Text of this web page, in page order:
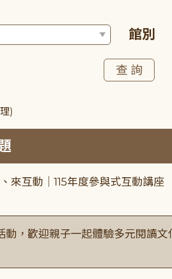
館別
)
來互動｜115年度參與式互動講座
動，歡迎親子一起體驗多元閱讀文